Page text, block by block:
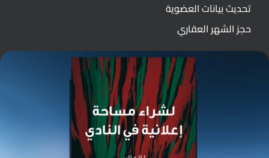
تحديث بيانات العضوية
حجز الشهر العقاري